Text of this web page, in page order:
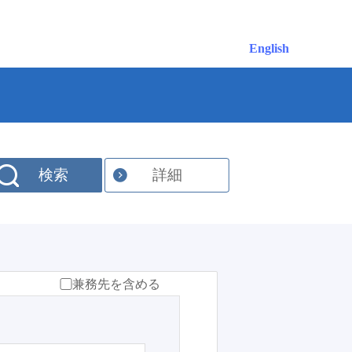
English
検索 詳細
兼務先を含める